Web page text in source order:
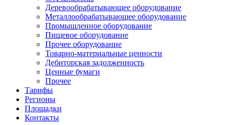
Деревообрабатывающее оборудование
Металлообрабатывающее оборудование
Промышленное оборудование
Пищевое оборудование
Прочее оборудование
Товарно-материальные ценности
Дебиторская задолженность
Ценные бумаги
Прочее
Тарифы
Регионы
Площадки
Контакты